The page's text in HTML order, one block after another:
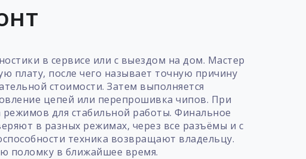
в сервисе или с выездом на дом. Мастер
плату, после чего называет точную причину
стоимости. Затем выполняется
цепей или перепрошивка чипов. При
для стабильной работы. Финальное
в разных режимах, через все разъёмы и с
техника возвращают владельцу.
поломку в ближайшее время.